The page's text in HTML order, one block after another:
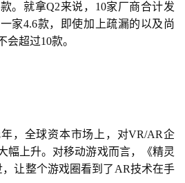
。就拿Q2来说，10家厂商合计发
家4.6款，即使加上疏漏的以及尚
超过10款。
，全球资本市场上，对VR/AR企
幅上升。对移动游戏而言，《精灵
让整个游戏圈看到了AR技术在手